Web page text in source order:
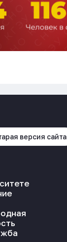
версия сайта